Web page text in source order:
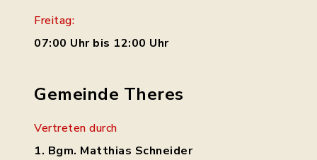
Freitag:
07:00 Uhr bis 12:00 Uhr
Gemeinde Theres
Vertreten durch
1. Bgm. Matthias Schneider